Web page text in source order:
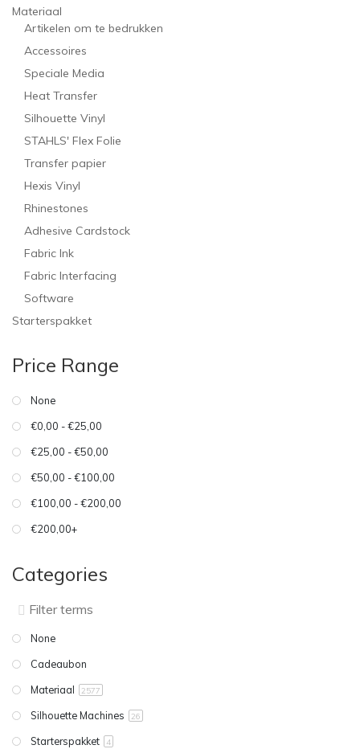
Materiaal
Artikelen om te bedrukken
Accessoires
Speciale Media
Heat Transfer
Silhouette Vinyl
STAHLS' Flex Folie
Transfer papier
Hexis Vinyl
Rhinestones
Adhesive Cardstock
Fabric Ink
Fabric Interfacing
Software
Starterspakket
Price Range
None
€0,00 - €25,00
€25,00 - €50,00
€50,00 - €100,00
€100,00 - €200,00
€200,00+
Categories
None
Cadeaubon
Materiaal
2577
Silhouette Machines 26
Starterspakket 4